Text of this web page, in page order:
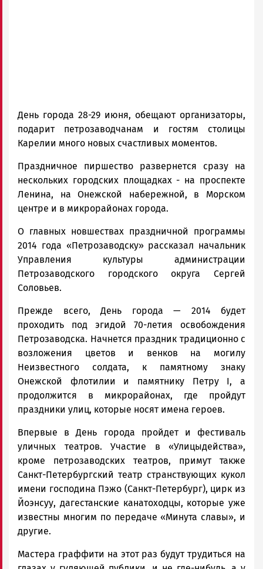
День города 28-29 июня, обещают организаторы,
подарит петрозаводчанам и гостям столицы
Карелии много новых счастливых моментов.
Праздничное пиршество развернется сразу на
нескольких городских площадках - на проспекте
Ленина, на Онежской набережной, в Морском
центре и в микрорайонах города.
О главных новшествах праздничной программы
2014 года «Петрозаводску» рассказал начальник
Управления культуры администрации
Петрозаводского городского округа Сергей
Соловьев.
Прежде всего, День города — 2014 будет
проходить под эгидой 70-летия освобождения
Петрозаводска. Начнется праздник традиционно с
возложения цветов и венков на могилу
Неизвестного солдата, к памятному знаку
Онежской флотилии и памятнику Петру I, а
продолжится в микрорайонах, где пройдут
праздники улиц, которые носят имена героев.
Впервые в День города пройдет и фестиваль
уличных театров. Участие в «Улицыдейства»,
кроме петрозаводских театров, примут также
Санкт-Петербургский театр странствующих кукол
имени господина Пэжо (Санкт-Петербург), цирк из
Йоэнсуу, дагестанские канатоходцы, которые уже
известны многим по передаче «Минута славы», и
другие.
Мастера граффити на этот раз будут трудиться на